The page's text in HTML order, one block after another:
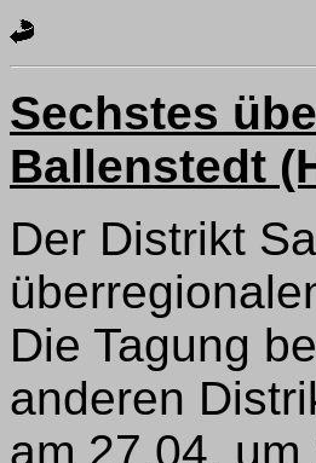
Sechstes
Ballenstedt
Der Distrikt
Die Tagung
anderen
am 27.04.